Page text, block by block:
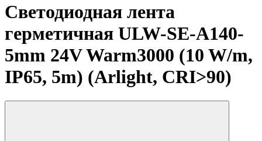
Светодиодная лента
герметичная ULW-SE-A140-
5mm 24V Warm3000 (10 W/m,
IP65, 5m) (Arlight, CRI>90)